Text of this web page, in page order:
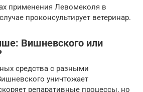
применения Левомеколя в
проконсультирует ветеринар.
Вишневского или
средства с разными
уничтожает
репаративные процессы, но